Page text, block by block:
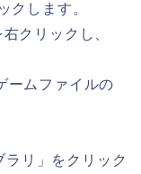
クします。
クリックし、
ームファイルの
リ」をクリック